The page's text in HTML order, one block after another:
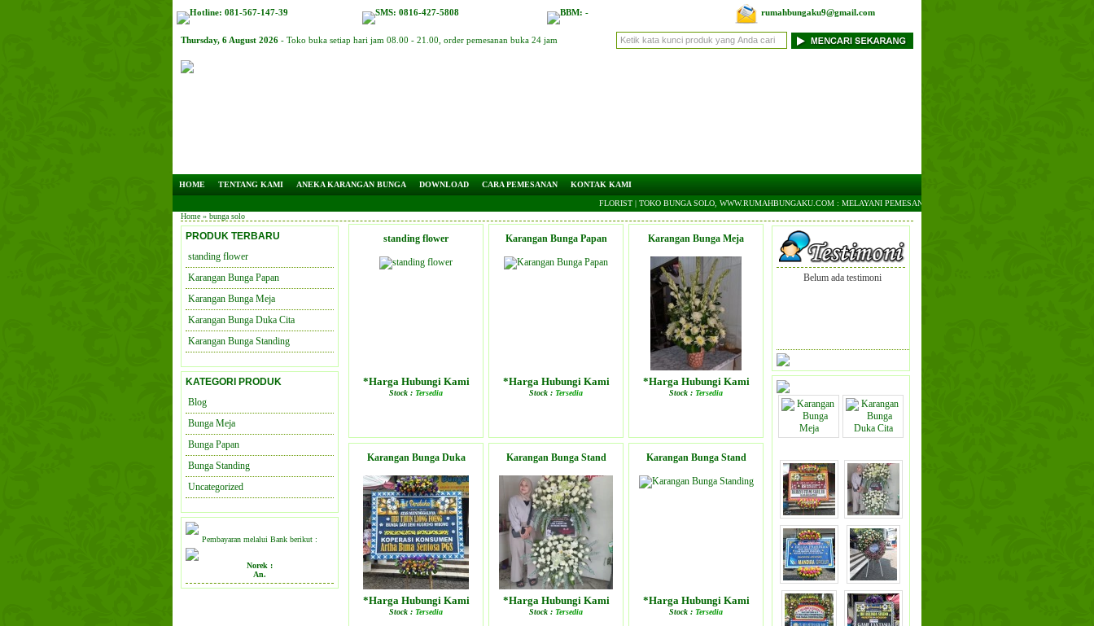
Thursday, 6 August 2026 - Toko buka setiap hari jam 08.00 - 21.00, order pemesanan buka 24 jam
HOME TENTANG KAMI ANEKA KARANGAN BUNGA DOWNLOAD CARA PEMESANAN KONTAK KAMI
FLORIST | TOKO BUNGA SOLO, WWW.RUMAHBUNGAKU.COM : MELAYANI PEMESANAN DAN PENGIRIMAN RANGKAIAN BUNGA,
Home » bunga solo
standing flower
*Harga Hubungi Kami
Stock : Tersedia
Karangan Bunga Papan
*Harga Hubungi Kami
Stock : Tersedia
Karangan Bunga Meja
*Harga Hubungi Kami
Stock : Tersedia
Karangan Bunga Duka
*Harga Hubungi Kami
Stock : Tersedia
Karangan Bunga Stand
*Harga Hubungi Kami
Stock : Tersedia
Karangan Bunga Stand
*Harga Hubungi Kami
Stock : Tersedia
Belum ada testimoni
PRODUK TERBARU
standing flower
Karangan Bunga Papan
Karangan Bunga Meja
Karangan Bunga Duka Cita
Karangan Bunga Standing
KATEGORI PRODUK
Blog
Bunga Meja
Bunga Papan
Bunga Standing
Uncategorized
Pembayaran melalui Bank berikut :
Norek :
An.
Hotline: 081-567-147-39 SMS: 0816-427-5808 BBM: - rumahbungaku9@gmail.com